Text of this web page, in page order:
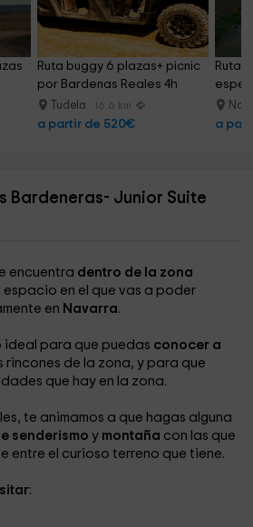
Ruta buggy 6 plazas+ picnic
por Bardenas Reales 4h
Tudela 16.6 km
a partir de 520€
Ruta
a
Bardeneras- Junior Suite
encuentra dentro de la zona
espacio en el que vas a poder
en Navarra.
ideal para que puedas conocer a
rincones de la zona, y para que
que hay en la zona.
te animamos a que hagas alguna
senderismoy montaña con las que
entre el curioso terreno que tiene.
: